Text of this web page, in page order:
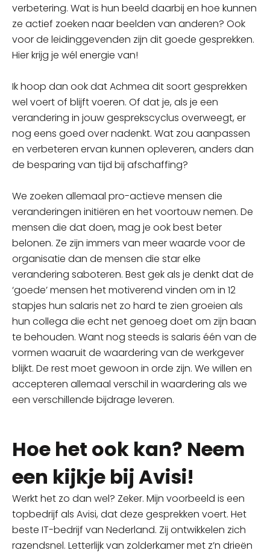
verbetering. Wat is hun beeld daarbij en hoe kunnen
ze actief zoeken naar beelden van anderen? Ook
voor de leidinggevenden zijn dit goede gesprekken.
Hier krijg je wél energie van!
Ik hoop dan ook dat Achmea dit soort gesprekken
wel voert of blijft voeren. Of dat je, als je een
verandering in jouw gesprekscyclus overweegt, er
nog eens goed over nadenkt. Wat zou aanpassen
en verbeteren ervan kunnen opleveren, anders dan
de besparing van tijd bij afschaffing?
We zoeken allemaal pro-actieve mensen die
veranderingen initiëren en het voortouw nemen. De
mensen die dat doen, mag je ook best beter
belonen. Ze zijn immers van meer waarde voor de
organisatie dan de mensen die star elke
verandering saboteren. Best gek als je denkt dat de
‘goede’ mensen het motiverend vinden om in 12
stapjes hun salaris net zo hard te zien groeien als
hun collega die echt net genoeg doet om zijn baan
te behouden. Want nog steeds is salaris één van de
vormen waaruit de waardering van de werkgever
blijkt. De rest moet gewoon in orde zijn. We willen en
accepteren allemaal verschil in waardering als we
een verschillende bijdrage leveren.
Hoe het ook kan? Neem
een kijkje bij Avisi!
Werkt het zo dan wel? Zeker. Mijn voorbeeld is een
topbedrijf als Avisi, dat deze gesprekken voert. Het
beste IT-bedrijf van Nederland. Zij ontwikkelen zich
razendsnel. Letterlijk van zolderkamer met z’n drieën